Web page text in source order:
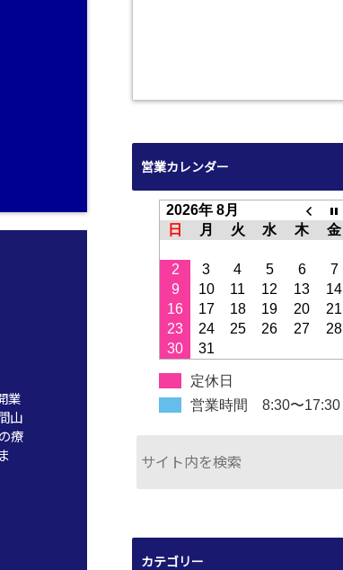
業
山
療
営業カレンダー
2026年 8月
日
月 火 水 木 金
2
3 4 5 6 7
9
10 11 12 13 14
16
17 18 19 20 21
23
24 25 26 27 28
30
31
定休日
営業時間 8:30〜17:30
カテゴリー